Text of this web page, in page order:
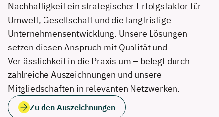
Nachhaltigkeit ein strategischer Erfolgsfaktor für
Umwelt, Gesellschaft und die langfristige
Unternehmensentwicklung. Unsere Lösungen
setzen diesen Anspruch mit Qualität und
Verlässlichkeit in die Praxis um – belegt durch
zahlreiche Auszeichnungen und unsere
Mitgliedschaften in relevanten Netzwerken.
Zu den Auszeichnungen